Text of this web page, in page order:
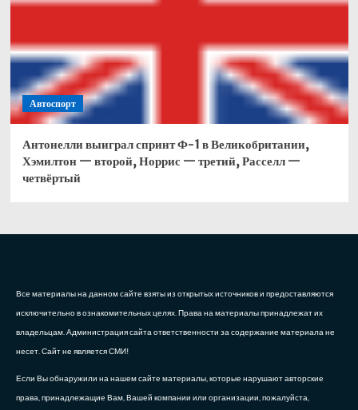
Автоспорт
Антонелли выиграл спринт Ф-1 в Великобритании,
Хэмилтон — второй, Норрис — третий, Расселл —
четвёртый
Все материалы на данном сайте взяты из открытых источников и предоставляются
исключительно в ознакомительных целях. Права на материалы принадлежат их
владельцам. Администрация сайта ответственности за содержание материала не
несет. Сайт не является СМИ!
Если Вы обнаружили на нашем сайте материалы, которые нарушают авторские
права, принадлежащие Вам, Вашей компании или организации, пожалуйста,